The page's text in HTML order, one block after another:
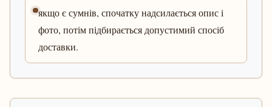
якщо є сумнів, спочатку надсилається опис і
фото, потім підбирається допустимий спосіб
доставки.